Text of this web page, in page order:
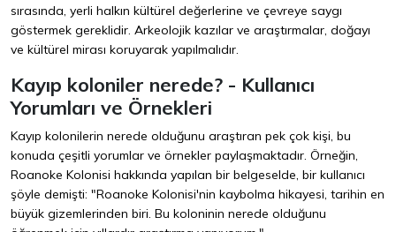
sırasında, yerli halkın kültürel değerlerine ve çevreye saygı
göstermek gereklidir. Arkeolojik kazılar ve araştırmalar, doğayı
ve kültürel mirası koruyarak yapılmalıdır.
Kayıp koloniler nerede? - Kullanıcı
Yorumları ve Örnekleri
Kayıp kolonilerin nerede olduğunu araştıran pek çok kişi, bu
konuda çeşitli yorumlar ve örnekler paylaşmaktadır. Örneğin,
Roanoke Kolonisi hakkında yapılan bir belgeselde, bir kullanıcı
şöyle demişti: "Roanoke Kolonisi'nin kaybolma hikayesi, tarihin en
büyük gizemlerinden biri. Bu koloninin nerede olduğunu